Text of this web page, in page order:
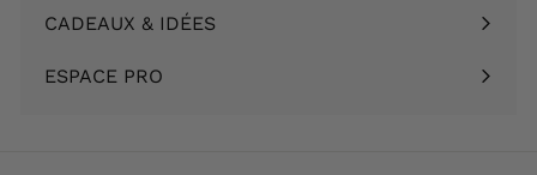
le
CADEAUX & IDÉES
Ouvrir
le
ESPACE PRO